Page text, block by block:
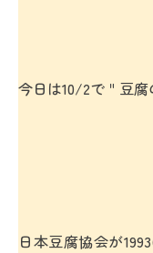
今日は10/2で＂豆腐
日本豆腐協会が